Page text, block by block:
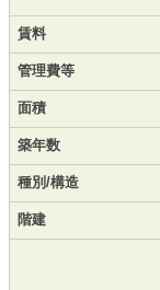
賃料
管理費等
面積
築年数
種別/構造
階建